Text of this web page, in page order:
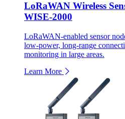
LoRaWAN Wireless
WISE-2000
LoRaWAN-enabled sensor
low-power, long-range
monitoring in large areas.
Learn More